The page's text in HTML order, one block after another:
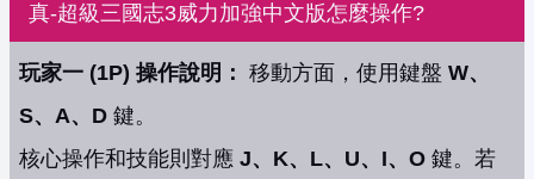
真-超級三國志3威力加強中文版怎麼操作?
玩家一 (1P) 操作說明： 移動方面，使用鍵盤 W、
S、A、D 鍵。
核心操作和技能則對應 J、K、L、U、I、O 鍵。若